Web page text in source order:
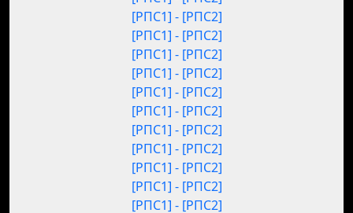
[РПС1] - [РПС2]
[РПС1] - [РПС2]
[РПС1] - [РПС2]
[РПС1] - [РПС2]
[РПС1] - [РПС2]
[РПС1] - [РПС2]
[РПС1] - [РПС2]
[РПС1] - [РПС2]
[РПС1] - [РПС2]
[РПС1] - [РПС2]
[РПС1] - [РПС2]